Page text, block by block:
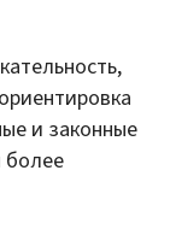
и законные
более